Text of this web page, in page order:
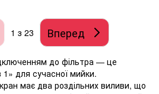
1 з 23 Вперед
до фільтра — це
для сучасної мийки.
має два роздільних виливи, що